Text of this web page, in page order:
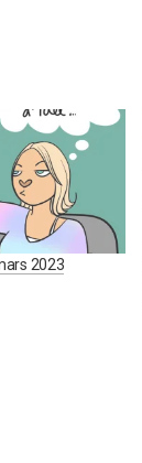
2023